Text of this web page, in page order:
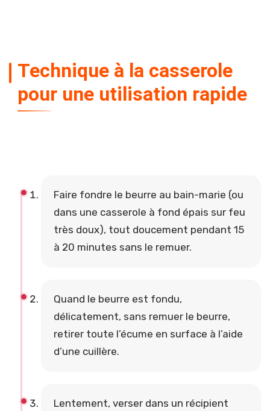
Technique à la casserole
pour une utilisation rapide
Faire fondre le beurre au bain-marie (ou
dans une casserole à fond épais sur feu
très doux), tout doucement pendant 15
à 20 minutes sans le remuer.
Quand le beurre est fondu,
délicatement, sans remuer le beurre,
retirer toute l’écume en surface à l’aide
d’une cuillère.
Lentement, verser dans un récipient